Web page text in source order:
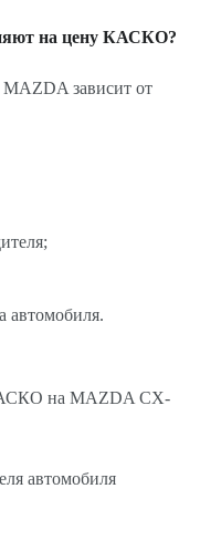
на цену КАСКО?
зависит от
автомобиля.
на MAZDA CX-
автомобиля